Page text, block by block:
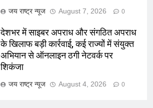
जय राष्ट्र न्यूज August 7, 2026 0
देशभर में साइबर अपराध और संगठित अपराध
के खिलाफ बड़ी कार्रवाई, कई राज्यों में संयुक्त
अभियान से ऑनलाइन ठगी नेटवर्क पर
शिकंजा
जय राष्ट्र न्यूज August 4, 2026 0